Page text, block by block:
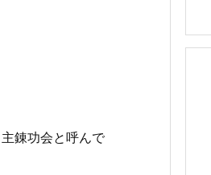
錬功会と呼んで